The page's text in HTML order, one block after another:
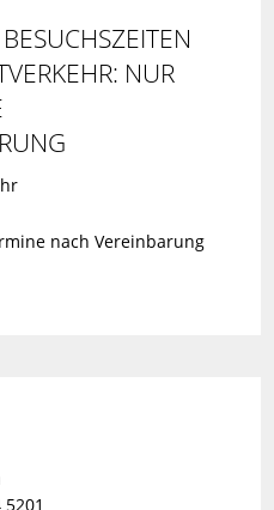
NUR
nach Vereinbarung